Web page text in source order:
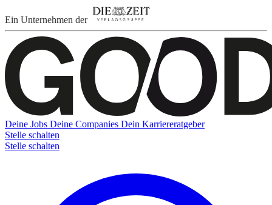
Ein Unternehmen der
Deine Jobs Deine Companies Dein Karriereratgeber
Stelle schalten
Stelle schalten